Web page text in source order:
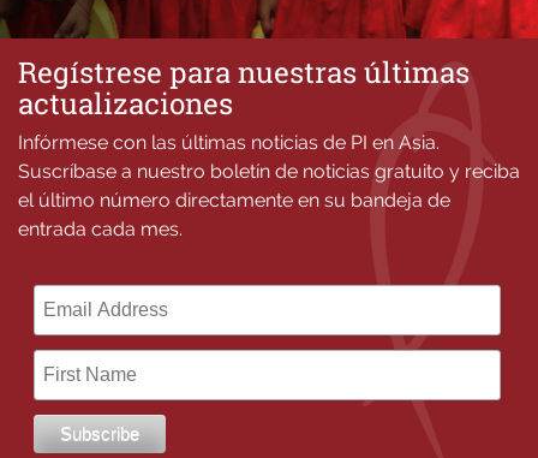
Regístrese para nuestras últimas
actualizaciones
Infórmese con las últimas noticias de PI en Asia.
Suscríbase a nuestro boletín de noticias gratuito y reciba
el último número directamente en su bandeja de
entrada cada mes.